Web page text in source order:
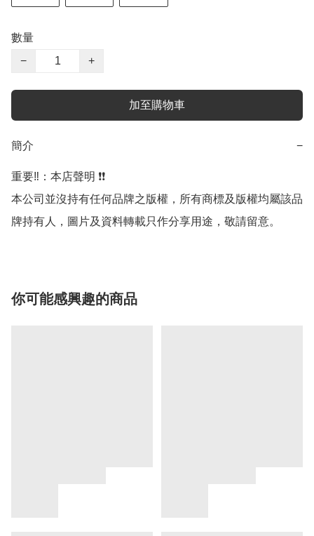
數量
−
+
加至購物車
簡介 −
重要‼️：本店聲明 ❗️❗️
本公司並沒持有任何品牌之版權，所有商標及版權均屬該品
牌持有人，圖片及資料轉載只作分享用途，敬請留意。
你可能感興趣的商品